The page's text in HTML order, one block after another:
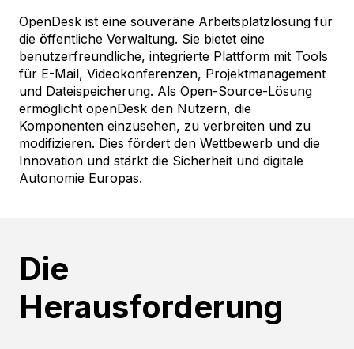
OpenDesk ist eine souveräne Arbeitsplatzlösung für
die öffentliche Verwaltung. Sie bietet eine
benutzerfreundliche, integrierte Plattform mit Tools
für E-Mail, Videokonferenzen, Projektmanagement
und Dateispeicherung. Als Open-Source-Lösung
ermöglicht openDesk den Nutzern, die
Komponenten einzusehen, zu verbreiten und zu
modifizieren. Dies fördert den Wettbewerb und die
Innovation und stärkt die Sicherheit und digitale
Autonomie Europas.
Die
Herausforderung